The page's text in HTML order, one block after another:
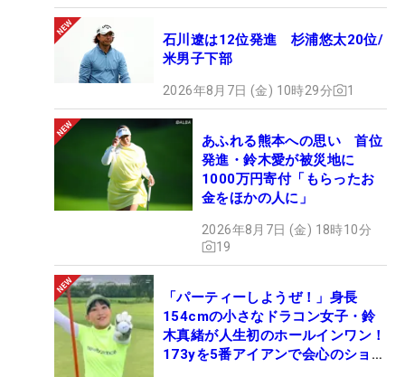
石川遼は12位発進 杉浦悠太20位/
米男子下部
2026年8月7日 (金) 10時29分 1
あふれる熊本への思い 首位
発進・鈴木愛が被災地に
1000万円寄付「もらったお
金をほかの人に」
2026年8月7日 (金) 18時10分
19
「パーティーしようぜ！」身長
154cmの小さなドラコン女子・鈴
木真緒が人生初のホールインワン！
173yを5番アイアンで会心のショッ